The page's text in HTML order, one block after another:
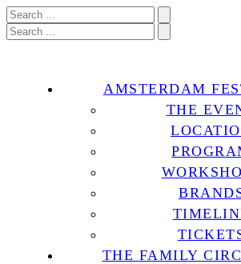
AMSTERDAM
THE
THE FAMILY